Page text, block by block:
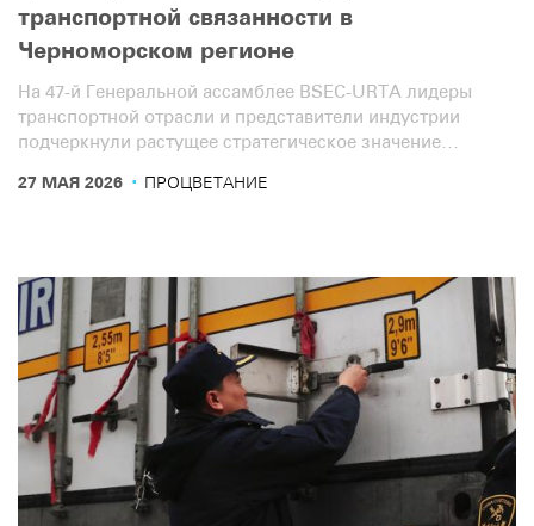
транспортной связанности в
Черноморском регионе
На 47-й Генеральной ассамблее BSEC-URTA лидеры
транспортной отрасли и представители индустрии
подчеркнули растущее стратегическое значение
соединяющего Европу, Кавказ, Центральную Азию,
27 МАЯ 2026 · ПРОЦВЕТАНИЕ